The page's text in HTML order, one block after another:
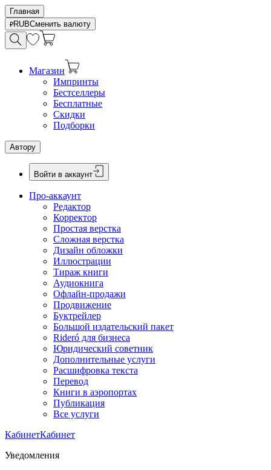
Главная
RUBСменить валюту
Магазин
Импринты
Бестселлеры
Бесплатные
Скидки
Подборки
Автору
Войти в аккаунт
Про-аккаунт
Редактор
Корректор
Простая верстка
Сложная верстка
Дизайн обложки
Иллюстрации
Тираж книги
Аудиокнига
Офлайн-продажи
Продвижение
Буктрейлер
Большой издательский пакет
Rideró для бизнеса
Юридический советник
Дополнительные услуги
Расшифровка текста
Перевод
Книги в аэропортах
Публикация
Все услуги
КабинетКабинет
Уведомления